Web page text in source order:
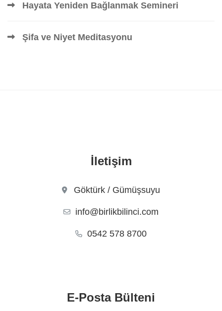
Hayata Yeniden Bağlanmak Semineri
Şifa ve Niyet Meditasyonu
İletişim
Göktürk / Gümüşsuyu
info@birlikbilinci.com
0542 578 8700
E-Posta Bülteni